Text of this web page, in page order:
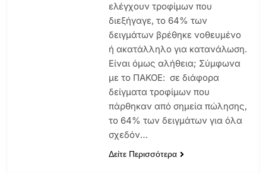
ελέγχουν τροφίμων που
διεξήγαγε, το 64% των
δειγμάτων βρέθηκε νοθευμένο
ή ακατάλληλο για κατανάλωση.
Είναι όμως αλήθεια; Σύμφωνα
με το ΠΑΚΟΕ: σε διάφορα
δείγματα τροφίμων που
πάρθηκαν από σημεία πώλησης,
το 64% των δειγμάτων για όλα
σχεδόν…
Δείτε Περισσότερα